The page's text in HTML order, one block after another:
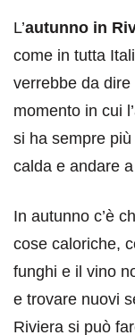
L’autunno in
come in tutta
verrebbe da dire
momento in cui
si ha sempre
calda e andare
In autunno c’è
cose caloriche,
funghi e il vino
e trovare nuovi
Riviera si può